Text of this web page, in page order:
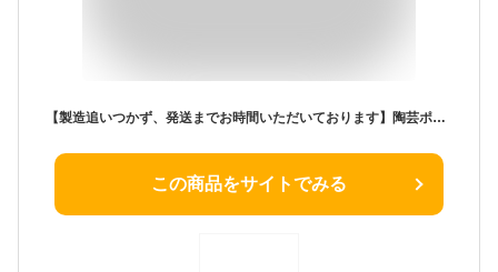
【製造追いつかず、発送までお時間いただいております】陶芸ポット「セレス」ダークブラウンWATER POT/ウォーターポット 水受け ガーデンパン【ユニソン・UNISON】【メーカー直送・代金引換不可】
この商品をサイトでみる